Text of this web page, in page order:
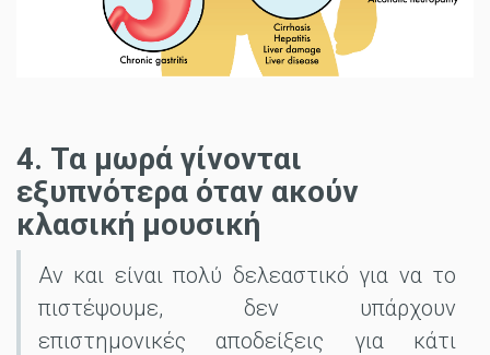
4. Τα μωρά γίνονται
εξυπνότερα όταν ακούν
κλασική μουσική
Αν και είναι πολύ δελεαστικό για να το
πιστέψουμε, δεν υπάρχουν
επιστημονικές αποδείξεις για κάτι